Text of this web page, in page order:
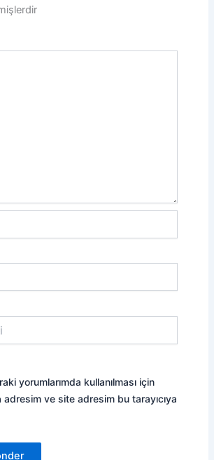
yorumlarımda kullanılması için
adresim ve site adresim bu tarayıcıya